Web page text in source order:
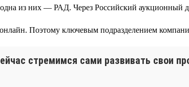
из них — РАД. Через Российский аукционный
Поэтому ключевым подразделением
стремимся сами развивать свои